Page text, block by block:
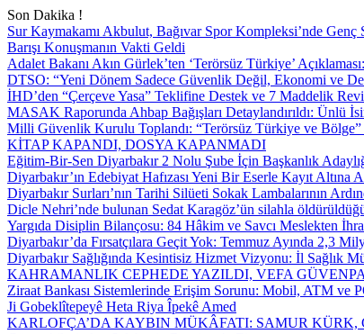
Son Dakika !
Sur Kaymakamı Akbulut, Bağıvar Spor Kompleksi’nde Genç
Barışı Konuşmanın Vakti Geldi
Adalet Bakanı Akın Gürlek’ten ‘Terörsüz Türkiye’
DTSO: “Yeni Dönem Sadece Güvenlik Değil, Ekonomi ve
İHD’den “Çerçeve Yasa” Teklifine Destek ve 7 Maddelik
MASAK Raporunda Ahbap Bağışları Detaylandırıldı: Ünlü
Milli Güvenlik Kurulu Toplandı: “Terörsüz Türkiye ve Bölge”
KİTAP KAPANDI, DOSYA KAPANMADI
Eğitim-Bir-Sen Diyarbakır 2 Nolu Şube İçin Başkanlık
Diyarbakır’ın Edebiyat Hafızası Yeni Bir Eserle Kayıt Altına
Diyarbakır Surları’nın Tarihi Silüeti Sokak Lambalarının
Dicle Nehri’nde bulunan Sedat Karagöz’ün silahla
Yargıda Disiplin Bilançosu: 84 Hâkim ve Savcı Meslekten
Diyarbakır’da Fırsatçılara Geçit Yok: Temmuz Ayında 2,3
Diyarbakır Sağlığında Kesintisiz Hizmet Vizyonu: İl Sağlık
KAHRAMANLIK CEPHEDE YAZILDI, VEFA
Ziraat Bankası Sistemlerinde Erişim Sorunu: Mobil, ATM ve
Ji Gobeklîtepeyê Heta Riya Îpekê Amed
KARLOFÇA’DA KAYBIN MÜKÂFATI: SAMUR KÜRK,